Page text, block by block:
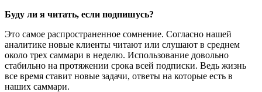
Буду ли я читать, если подпишусь?
Это самое распространенное сомнение. Согласно нашей
аналитике новые клиенты читают или слушают в среднем
около трех саммари в неделю. Использование довольно
стабильно на протяжении срока всей подписки. Ведь жизнь
все время ставит новые задачи, ответы на которые есть в
наших саммари.